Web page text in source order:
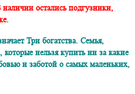
наличии остались подгузники,
Три богатства. Семья,
которые нельзя купить ни за какие
и заботой о самых маленьких,